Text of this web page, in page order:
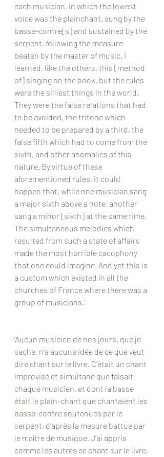
each musician, in which the lowest
voice was the plainchant, sung by the
basse-contre[s] and sustained by the
serpent, following the measure
beaten by the master of music. I
learned, like the others, this [method
of] singing on the book, but the rules
were the silliest things in the world.
They were the false relations that had
to be avoided, the tritone which
needed to be prepared by a third, the
false fifth which had to come from the
sixth, and other anomalies of this
nature. By virtue of these
aforementioned rules, it could
happen that, while one musician sang
a major sixth above a note, another
sang a minor [sixth] at the same time.
The simultaneous melodies which
resulted from such a state of affairs
made the most horrible cacophony
that one could imagine. And yet this is
a custom which existed in all the
churches of France where there was a
group of musicians.’
‘Aucun musicien de nos jours, que je
sache, n'a aucune idée de ce que veut
dire chant sur le livre. C'était un chant
improvisé et simultané que faisait
chaque musicien, et dont la basse
était le plain-chant que chantaient les
basse-contre soutenues par le
serpent, d'après la mesure battue par
le maître de musique. J'ai appris
comme les autres ce chant sur le livre,